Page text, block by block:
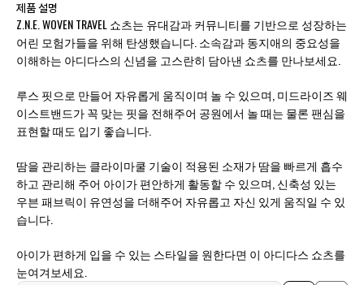
제품 설명
Z.N.E. WOVEN TRAVEL 쇼츠는 유대감과 커뮤니티를 기반으로 성장하는
어린 모험가들을 위해 탄생했습니다. 소속감과 동지애의 중요성을
이해하는 아디다스의 신념을 고스란히 담아낸 쇼츠를 만나보세요.
루스 핏으로 만들어 자유롭게 움직이며 놀 수 있으며, 미드라이즈 웨
이스트밴드가 꼭 맞는 핏을 전해주어 공원에서 놀 때는 물론 팬심을
표현할 때도 입기 좋습니다.
땀을 관리하는 클라이마쿨 기술이 적용된 소재가 땀을 빠르게 흡수
하고 관리해 주어 아이가 편안하게 활동할 수 있으며, 신축성 있는
우븐 패브릭이 유연성을 더해주어 자유롭고 자신 있게 움직일 수 있
습니다.
아이가 편하게 입을 수 있는 스타일을 원한다면 이 아디다스 쇼츠를
눈여겨보세요.